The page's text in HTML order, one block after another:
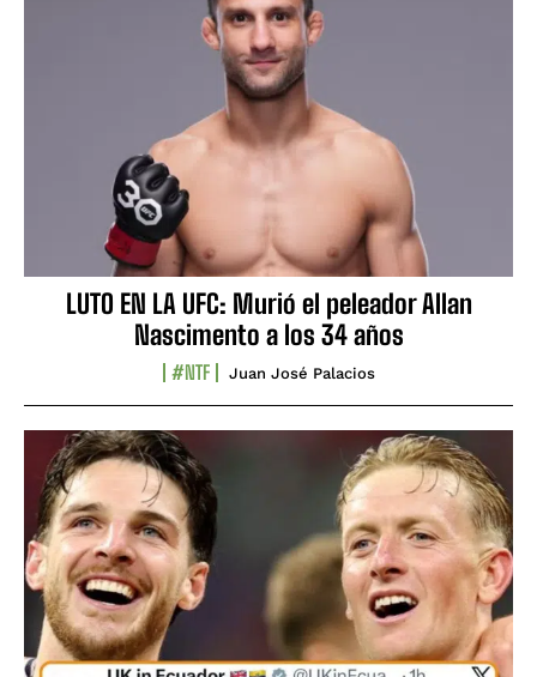
LUTO EN LA UFC: Murió el peleador Allan
Nascimento a los 34 años
#NTF Juan José Palacios